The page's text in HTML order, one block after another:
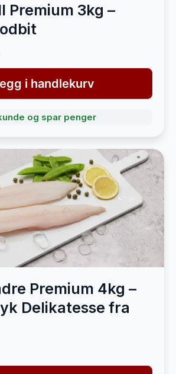
Premium 3kg –
i handlekurv
og spar penger
Premium 4kg –
Delikatesse fra